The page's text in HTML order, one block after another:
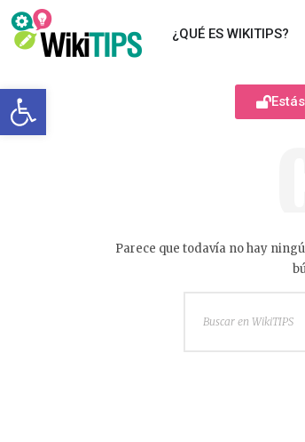
Abrir barra de
¿QUÉ ES WIKITIPS?
Parece que todavía no hay